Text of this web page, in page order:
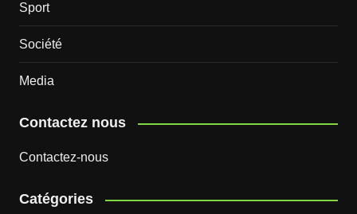
Sport
Société
Media
Contactez nous
Contactez-nous
Catégories